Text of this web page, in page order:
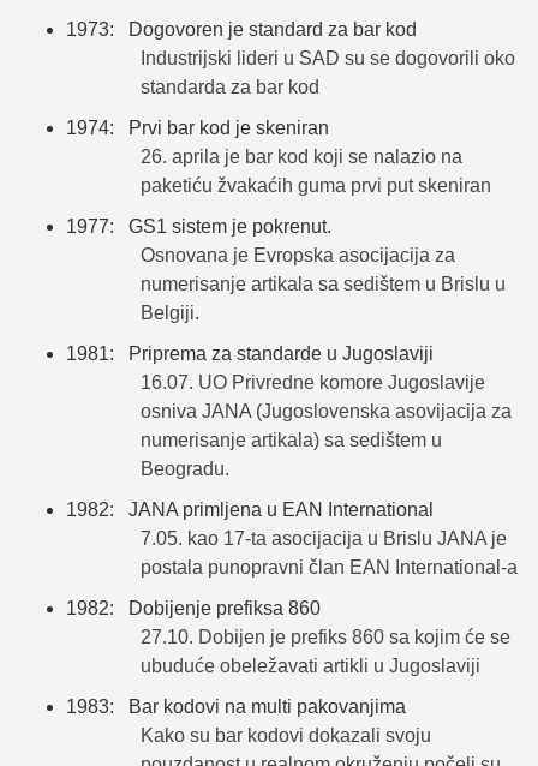
1973: Dogovoren je standard za bar kod
Industrijski lideri u SAD su se dogovorili oko
standarda za bar kod
1974: Prvi bar kod je skeniran
26. aprila je bar kod koji se nalazio na
paketiću žvakaćih guma prvi put skeniran
1977: GS1 sistem je pokrenut.
Osnovana je Evropska asocijacija za
numerisanje artikala sa sedištem u Brislu u
Belgiji.
1981: Priprema za standarde u Jugoslaviji
16.07. UO Privredne komore Jugoslavije
osniva JANA (Jugoslovenska asovijacija za
numerisanje artikala) sa sedištem u
Beogradu.
1982: JANA primljena u EAN International
7.05. kao 17-ta asocijacija u Brislu JANA je
postala punopravni član EAN International-a
1982: Dobijenje prefiksa 860
27.10. Dobijen je prefiks 860 sa kojim će se
ubuduće obeležavati artikli u Jugoslaviji
1983: Bar kodovi na multi pakovanjima
Kako su bar kodovi dokazali svoju